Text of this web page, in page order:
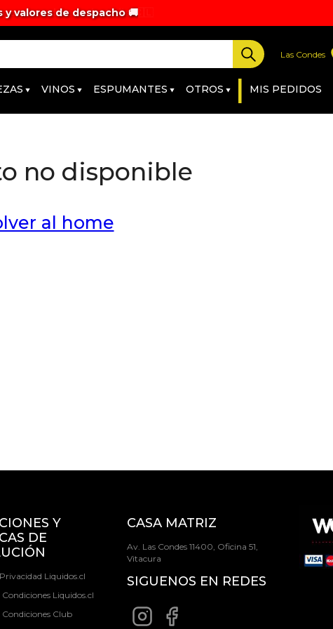
y valores de despacho 🚚
Las Condes
VINOS ESPUMANTES OTROS | MIS PEDIDOS
no disponible
al home
Y
DE
Liquidos.cl
Liquidos.cl
Club
CASA MATRIZ
Av. Las Condes 11400, Oficina 51,
Vitacura
SIGUENOS EN REDES